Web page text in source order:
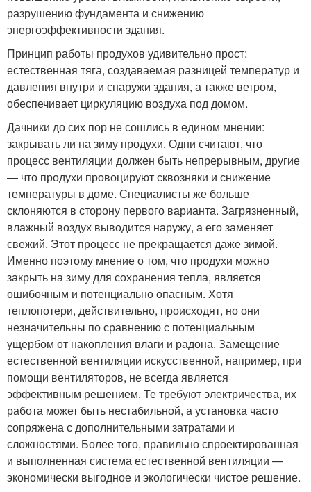
разрушению фундамента и снижению
энергоэффективности здания.
Принцип работы продухов удивительно прост:
естественная тяга, создаваемая разницей температур и
давления внутри и снаружи здания, а также ветром,
обеспечивает циркуляцию воздуха под домом.
Дачники до сих пор не сошлись в едином мнении:
закрывать ли на зиму продухи. Одни считают, что
процесс вентиляции должен быть непрерывным, другие
— что продухи провоцируют сквозняки и снижение
температуры в доме. Специалисты же больше
склоняются в сторону первого варианта. Загрязненный,
влажный воздух выводится наружу, а его заменяет
свежий. Этот процесс не прекращается даже зимой.
Именно поэтому мнение о том, что продухи можно
закрыть на зиму для сохранения тепла, является
ошибочным и потенциально опасным. Хотя
теплопотери, действительно, происходят, но они
незначительны по сравнению с потенциальным
ущербом от накопления влаги и радона. Замещение
естественной вентиляции искусственной, например, при
помощи вентиляторов, не всегда является
эффективным решением. Те требуют электричества, их
работа может быть нестабильной, а установка часто
сопряжена с дополнительными затратами и
сложностями. Более того, правильно спроектированная
и выполненная система естественной вентиляции —
экономически выгодное и экологически чистое решение.